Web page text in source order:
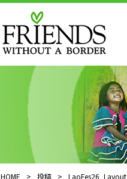
HOME > 投稿 > LaoFes26_Layout